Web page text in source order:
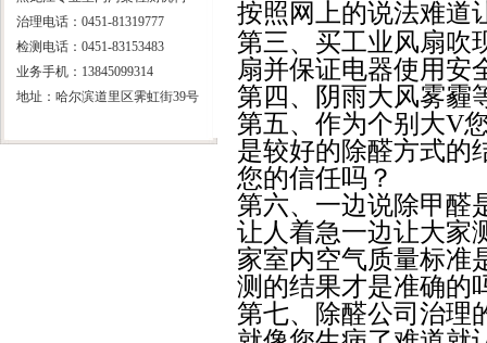
治理电话：0451-81319777
检测电话：0451-83153483
业务手机：13845099314
地址：哈尔滨道里区霁虹街39号
按照网上的说法难道
第三、 买工业风扇吹
扇并保证电器使用安
第四、
阴雨大风雾霾
第五、 作为个别大V
是较好的除醛方式的
您的信任吗？
第六、 一边说除甲醛
让人着急一边让大家
家室内空气质量标准
测的结果才是准确的
第七、 除醛公司治理